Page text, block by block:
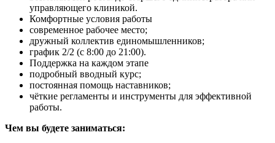
управляющего клиникой.
Комфортные условия работы
современное рабочее место;
дружный коллектив единомышленников;
график 2/2 (с 8:00 до 21:00).
Поддержка на каждом этапе
подробный вводный курс;
постоянная помощь наставников;
чёткие регламенты и инструменты для эффективной
работы.
Чем вы будете заниматься: